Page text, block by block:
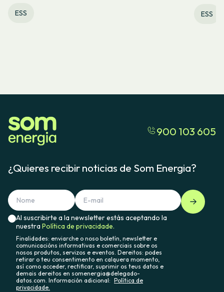
ESS ESS
900 103 605
¿Quieres recibir noticias de Som Energia?
Al suscribirte a la newsletter estás aceptando la
nuestraPolítica de privacidade.
Finalidades: enviarche o noso boletín, newsletter e
comunicacións informativas e comerciais sobre os
nosos produtos, servizos e eventos. Dereitos: podes
retirar o teu consentimento en calquera momento,
así como acceder, rectificar, suprimir os teus datos e
demais dereitos en somenergia@delegado-
datos.com. Información adicional: Política de
privacidade.